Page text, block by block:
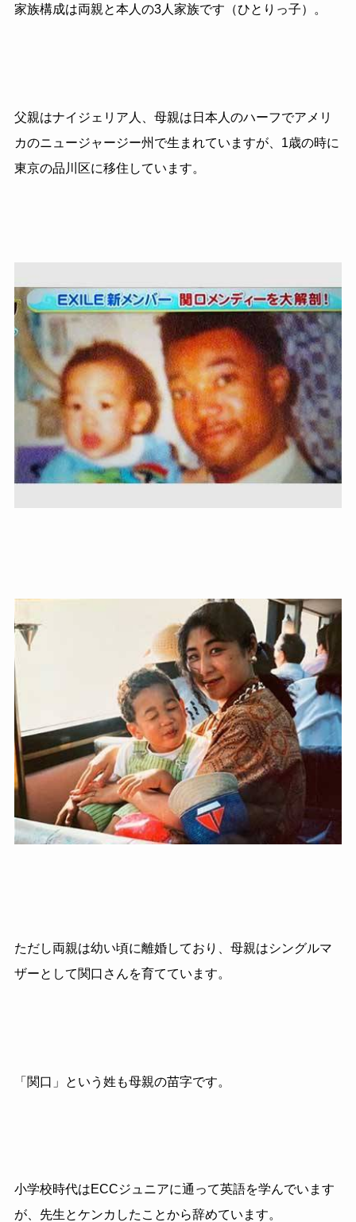
家族構成は両親と本人の3人家族です（ひとりっ子）。
父親はナイジェリア人、母親は日本人のハーフでアメリ
カのニュージャージー州で生まれていますが、1歳の時に
東京の品川区に移住しています。
ただし両親は幼い頃に離婚しており、母親はシングルマ
ザーとして関口さんを育てています。
「関口」という姓も母親の苗字です。
小学校時代はECCジュニアに通って英語を学んでいます
が、先生とケンカしたことから辞めています。